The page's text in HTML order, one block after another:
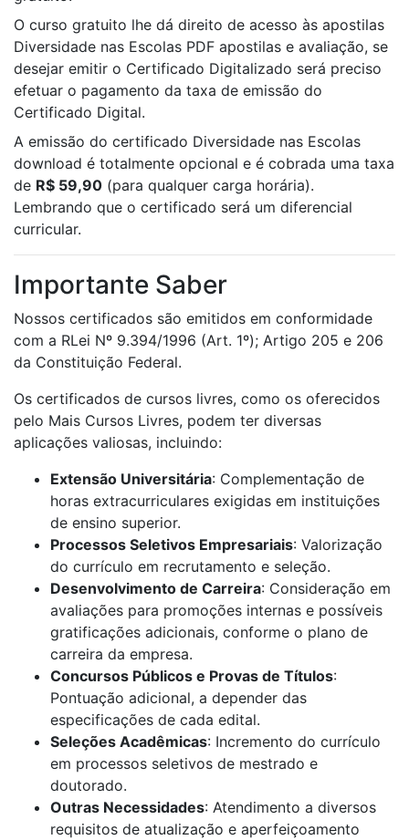
O curso gratuito lhe dá direito de acesso às apostilas
Diversidade nas Escolas PDF apostilas e avaliação, se
desejar emitir o Certificado Digitalizado será preciso
efetuar o pagamento da taxa de emissão do
Certificado Digital.
A emissão do certificado Diversidade nas Escolas
download é totalmente opcional e é cobrada uma taxa
de R$ 59,90 (para qualquer carga horária).
Lembrando que o certificado será um diferencial
curricular.
Importante Saber
Nossos certificados são emitidos em conformidade
com a RLei Nº 9.394/1996 (Art. 1º); Artigo 205 e 206
da Constituição Federal.
Os certificados de cursos livres, como os oferecidos
pelo Mais Cursos Livres, podem ter diversas
aplicações valiosas, incluindo:
Extensão Universitária: Complementação de
horas extracurriculares exigidas em instituições
de ensino superior.
Processos Seletivos Empresariais: Valorização
do currículo em recrutamento e seleção.
Desenvolvimento de Carreira: Consideração em
avaliações para promoções internas e possíveis
gratificações adicionais, conforme o plano de
carreira da empresa.
Concursos Públicos e Provas de Títulos:
Pontuação adicional, a depender das
especificações de cada edital.
Seleções Acadêmicas: Incremento do currículo
em processos seletivos de mestrado e
doutorado.
Outras Necessidades: Atendimento a diversos
requisitos de atualização e aperfeiçoamento